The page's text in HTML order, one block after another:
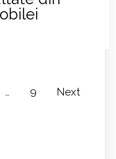
… 9 Next